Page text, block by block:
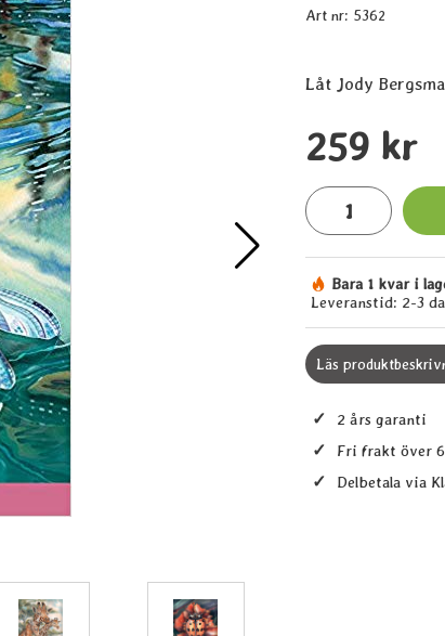
Art nr: 5362
Låt Jody
pris
259 kr
antal
Tillgänglighet:
Bara 1 kvar i
Leveranstid: 2-3
Läs
✓ 2 års garanti
✓ Fri frakt över
✓ Delbetala via